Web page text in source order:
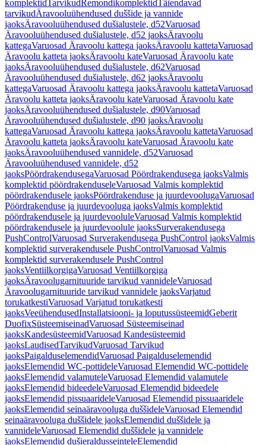
komplektidTarvikudRemondikomplektidTäiendavad
tarvikudÄravooluühendused duššide ja vannide
jaoksÄravooluühendused dušialustele, d52Varuosad
Äravooluühendused dušialustele, d52 jaoksÄravoolu
kattegaVaruosad Äravoolu kattega jaoksÄravoolu kattetaVaruosad
Äravoolu katteta jaoksÄravoolu kateVaruosad Äravoolu kate
jaoksÄravooluühendused dušialustele, d62Varuosad
Äravooluühendused dušialustele, d62 jaoksÄravoolu
kattegaVaruosad Äravoolu kattega jaoksÄravoolu kattetaVaruosad
Äravoolu katteta jaoksÄravoolu kateVaruosad Äravoolu kate
jaoksÄravooluühendused dušialustele, d90Varuosad
Äravooluühendused dušialustele, d90 jaoksÄravoolu
kattegaVaruosad Äravoolu kattega jaoksÄravoolu kattetaVaruosad
Äravoolu katteta jaoksÄravoolu kateVaruosad Äravoolu kate
jaoksÄravooluühendused vannidele, d52Varuosad
Äravooluühendused vannidele, d52
jaoksPöördrakendusegaVaruosad Pöördrakendusega jaoksValmis
komplektid pöördrakenduseleVaruosad Valmis komplektid
pöördrakendusele jaoksPöördrakenduse ja juurdevoolugaVaruosad
Pöördrakenduse ja juurdevooluga jaoksValmis komplektid
pöördrakendusele ja juurdevooluleVaruosad Valmis komplektid
pöördrakendusele ja juurdevoolule jaoksSurverakendusega
PushControlVaruosad Surverakendusega PushControl jaoksValmis
komplektid surverakendusele PushControlVaruosad Valmis
komplektid surverakendusele PushControl
jaoksVentiilkorgigaVaruosad Ventiilkorgiga
jaoksÄravoolugarnituuride tarvikud vannideleVaruosad
Äravoolugarnituuride tarvikud vannidele jaoksVarjatud
torukatkestiVaruosad Varjatud torukatkesti
jaoksVeeühendusedInstallatsiooni- ja loputussüsteemidGeberit
DuofixSüsteemiseinadVaruosad Süsteemiseinad
jaoksKandesüsteemidVaruosad Kandesüsteemid
jaoksLaudisedTarvikudVaruosad Tarvikud
jaoksPaigalduselemendidVaruosad Paigalduselemendid
jaoksElemendid WC-pottideleVaruosad Elemendid WC-pottidele
jaoksElemendid valamuteleVaruosad Elemendid valamutele
jaoksElemendid bideedeleVaruosad Elemendid bideedele
jaoksElemendid pissuaarideleVaruosad Elemendid pissuaaridele
jaoksElemendid seinaäravooluga duššideleVaruosad Elemendid
seinaäravooluga duššidele jaoksElemendid duššidele ja
vannideleVaruosad Elemendid duššidele ja vannidele
jaoksElemendid dušieraldusseinteleElemendid